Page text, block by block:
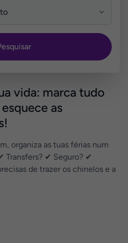
vida: marca tudo
as
organiza as tuas férias num
Transfers? ✔ Seguro? ✔
de trazer os chinelos e a